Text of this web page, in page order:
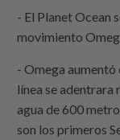
- El Planet Ocean
movimiento
- Omega aumentó
línea se adentrara
agua de 600
son los primeros